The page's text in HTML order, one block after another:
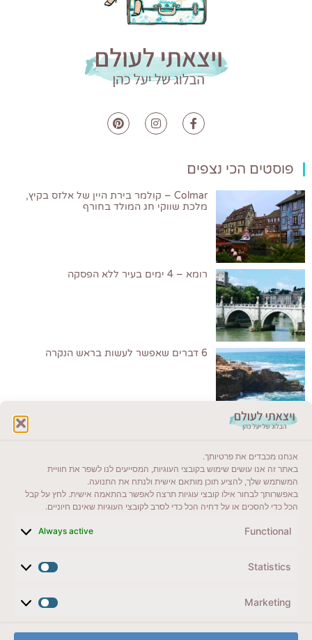
אנחנו מכבדים את פרטיותך.
באתר זה אנו עושים שימוש בקובצי העוגיות, המסייעים לנו לשפר את חוויית
המשתמש שלך, להציע תוכן מותאם אישית ולנתח את התנועה.
באפשרותך לבחור אילו קובצי עוגיות תרצה לאפשר בהתאמה אישית. לחץ על קבל
הכל כדי להסכים או על דחיה הכל כדי לסרב לקובצי העוגיות שאינם חיוניים.
Functional
Always active
Statistics
Marketing
פוסטים הכי נצפים
Colmar – קולמר בירת היין של אלזס בקיץ,
מלכת שווקי חג המולד בחורף
רומא – 4 ימים בעיר ללא הפסקה
6 דברים שאפשר לעשות בראש הנקרה
ייעדים מומלצים
מדריכים ועזרים
לשליחת הודעת וואטסאפ
veyatsati.laolam@gmail.com